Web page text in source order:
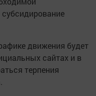
движения будет
сайтах и в
терпения